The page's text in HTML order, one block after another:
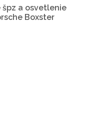
špz a osvetlenie
Boxster